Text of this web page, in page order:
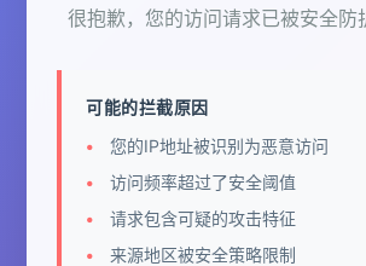
很抱歉，您的访问请求已被安全防
可能的拦截原因
您的IP地址被识别为恶意访问
访问频率超过了安全阈值
请求包含可疑的攻击特征
来源地区被安全策略限制